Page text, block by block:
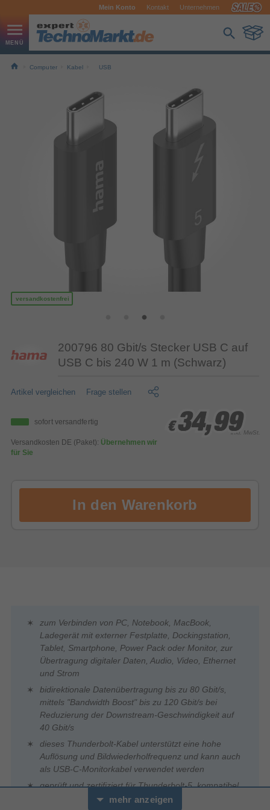
Mein Konto Kontakt Unternehmen
Computer Kabel USB
versandkostenfrei
200796 80 Gbit/s Stecker USB C auf
USB C bis 240 W 1 m (Schwarz)
Artikel vergleichen Frage stellen
sofort versandfertig
Versandkosten DE (Paket): Übernehmen wir
für Sie
€ 34,99
€ 34,99
€ 34,99inkl. MwSt.
zum Verbinden von PC, Notebook, MacBook,
Ladegerät mit externer Festplatte, Dockingstation,
Tablet, Smartphone, Power Pack oder Monitor, zur
Übertragung digitaler Daten, Audio, Video, Ethernet
und Strom
bidirektionale Datenübertragung bis zu 80 Gbit/s,
mittels "Bandwidth Boost" bis zu 120 Gbit/s bei
Reduzierung der Downstream-Geschwindigkeit auf
40 Gbit/s
dieses Thunderbolt-Kabel unterstützt eine hohe
Auflösung und Bildwiederholfrequenz und kann auch
als USB-C-Monitorkabel verwendet werden
geprüft und zertifiziert für Thunderbolt-5, kompatibel
mit Thunderbolt-3/4, USB4, USB 3.2 (Gen2 und
mehr anzeigen